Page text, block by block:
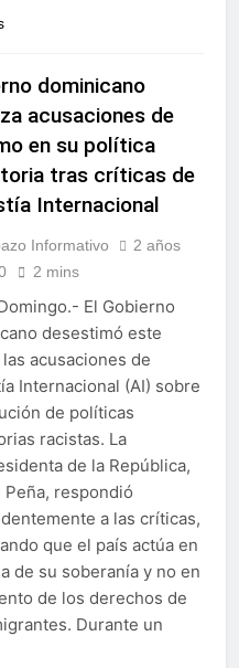
dominicano
acusaciones de
en su política
tras críticas de
Internacional
Informativo
2 años
2 mins
El Gobierno
desestimó este
acusaciones de
Internacional (AI) sobre
de políticas
racistas. La
de la República,
Peña, respondió
a las críticas,
que el país actúa en
de su soberanía y no en
de los derechos de
Durante un